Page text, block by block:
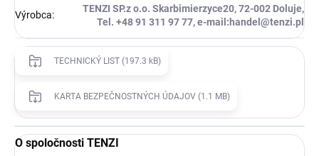
Výrobca:
TENZI SP.z o.o. Skarbimierzyce20, 72-002 Doluje,
Tel. +48 91 311 97 77, e-mail:handel@tenzi.pl
TECHNICKÝ LIST (197.3 kB)
KARTA BEZPEČNOSTNÝCH ÚDAJOV (1.1 MB)
O spoločnosti TENZI